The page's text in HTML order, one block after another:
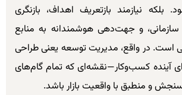
نیازمند بازتعریف اهداف، بازنگری
و جهت‌دهی هوشمندانه به منابع
است. در واقع، مدیریت توسعه یعنی طراحی
آینده کسب‌وکار—نقشه‌ای که تمام گام‌های
و منطبق با واقعیت بازار باشد.